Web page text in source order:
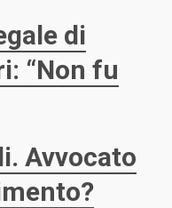
di
“Non fu
Avvocato